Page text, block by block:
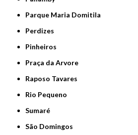
Parque Maria Domitila
Perdizes
Pinheiros
Praça da Arvore
Raposo Tavares
Rio Pequeno
Sumaré
São Domingos